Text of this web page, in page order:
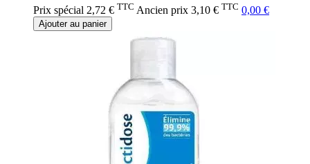
Prix spécial 2,72 € TTC Ancien prix 3,10 € TTC 0,00 €
Ajouter au panier